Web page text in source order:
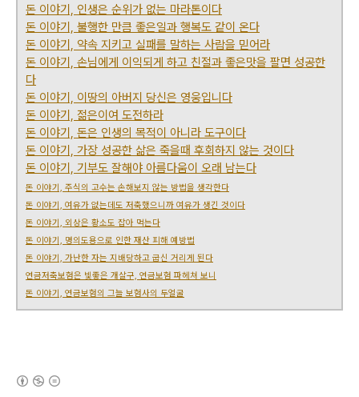
돈 이야기, 인생은 순위가 없는 마라톤이다
돈 이야기, 불행한 만큼 좋은일과 행복도 같이 온다
돈 이야기, 약속 지키고 실패를 말하는 사람을 믿어라
돈 이야기, 손님에게 이익되게 하고 친절과 좋은맛을 팔면 성공한
다
돈 이야기, 이땅의 아버지 당신은 영웅입니다
돈 이야기, 젊은이여 도전하라
돈 이야기, 돈은 인생의 목적이 아니라 도구이다
돈 이야기, 가장 성공한 삶은 죽을때 후회하지 않는 것이다
돈 이야기, 기부도 잘해야 아름다움이 오래 남는다
돈 이야기, 주식의 고수는 손해보지 않는 방법을 생각한다
돈 이야기, 여유가 없는데도 저축했으니까 여유가 생긴 것이다
돈 이야기, 외상은 황소도 잡아 먹는다
돈 이야기, 명의도용으로 인한 재산 피해 예방법
돈 이야기, 가난한 자는 지배당하고 굽신 거리게 된다
연금저축보험은 빛좋은 개살구, 연금보험 파헤쳐 보니
돈 이야기, 연금보험의 그늘 보험사의 두얼굴